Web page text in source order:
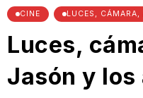
CINE LUCES, CÁMARA,
Luces,
Jasón y